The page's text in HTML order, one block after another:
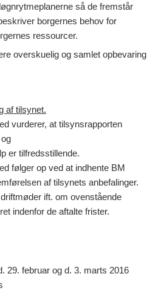
så de fremstår
borgernes behov for
ressourcer.
overskuelig og samlet opbevaring
af tilsynet.
vurderer, at tilsynsrapporten
er tilfredsstillende.
følger op ved at indhente BM
af tilsynets anbefalinger.
ift. om ovenstående
indenfor de aftalte frister.
29. februar og d. 3. marts 2016